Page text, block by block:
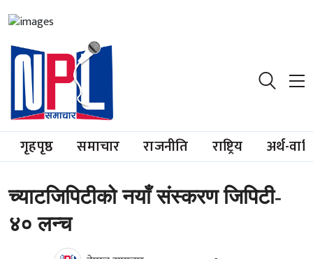
गृहपृष्ठ समाचार राजनीति राष्ट्रिय अर्थ-
च्याटजिपिटीको नयाँ संस्करण जिपिटी-
४० लन्च